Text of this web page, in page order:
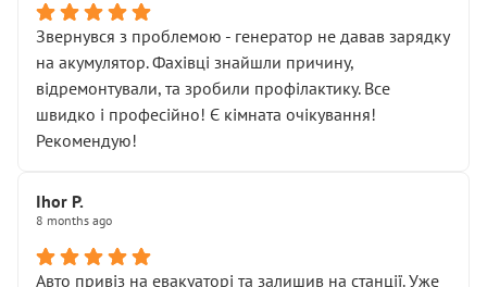
послуга. Тим більше, я був поруч і жодної реальної
діагностики ходової не проводилось. Після
зауваження гроші за цю “послугу” повернули, що
лише підтвердило мою правоту.
Але головне — я виїжджаю з боксу, і скрип у гальмах
залишився таким самим, як і був. Тобто оплачена
Далі ситуація тільки погіршилась:
• сказали, що тепер “потрібно знімати колеса”
• що біля авто стояти вже не можна
• почали озвучувати купу додаткових робіт без
Звернувся з проблемою - генератор не давав зарядку
на акумулятор. Фахівці знайшли причину,
відремонтували, та зробили профілактику. Все
швидко і професійно! Є кімната очікування!
Рекомендую!
Ihor P.
8 months ago
Авто привіз на евакуаторі та залишив на станції. Уже